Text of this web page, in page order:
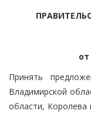
от
Принять
Владимирской
области, Королева